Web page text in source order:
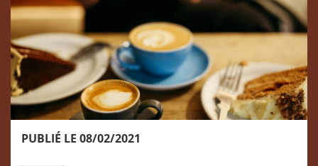
PUBLIÉ LE 08/02/2021